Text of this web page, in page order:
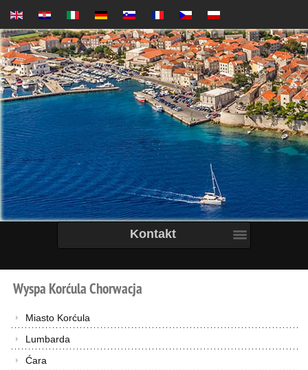
Kontakt
Wyspa KorćulaChorwacja
Miasto Korćula
Lumbarda
Ćara